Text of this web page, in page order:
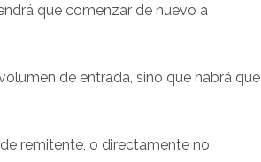
que comenzar de nuevo a
de entrada, sino que habrá que
remitente, o directamente no